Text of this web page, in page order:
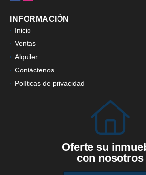
INFORMACIÓN
Inicio
Ventas
Alquiler
Contáctenos
Políticas de privacidad
Oferte su
con nosotros